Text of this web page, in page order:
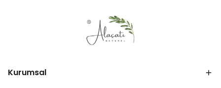
Kurumsal